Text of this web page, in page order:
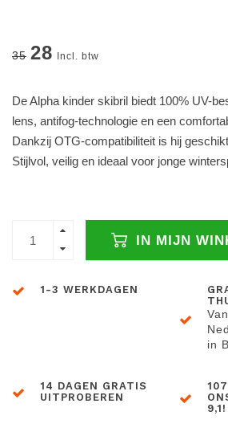
35 28 Incl. btw
De Alpha kinder skibril biedt 100% UV-
lens, antifog-technologie en een
Dankzij OTG-compatibiliteit is hij
Stijlvol, veilig en ideaal voor jonge
IN MIJN
1-3 WERKDAGEN
in
14 DAGEN GRATIS
UITPROBEREN
9,1!